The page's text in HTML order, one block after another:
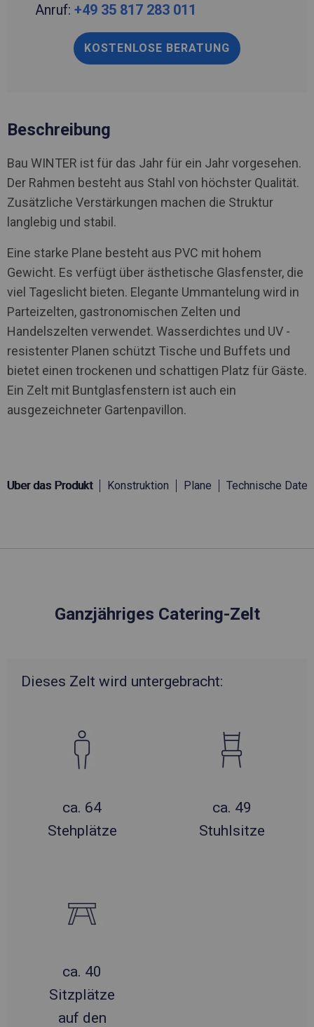
Anruf: +49 35 817 283 011
KOSTENLOSE BERATUNG
Beschreibung
Bau WINTER ist für das Jahr für ein Jahr vorgesehen.
Der Rahmen besteht aus Stahl von höchster Qualität.
Zusätzliche Verstärkungen machen die Struktur
langlebig und stabil.
Eine starke Plane besteht aus PVC mit hohem
Gewicht. Es verfügt über ästhetische Glasfenster, die
viel Tageslicht bieten. Elegante Ummantelung wird in
Parteizelten, gastronomischen Zelten und
Handelszelten verwendet. Wasserdichtes und UV -
resistenter Planen schützt Tische und Buffets und
bietet einen trockenen und schattigen Platz für Gäste.
Ein Zelt mit Buntglasfenstern ist auch ein
ausgezeichneter Gartenpavillon.
Über das Produkt Konstruktion Plane Technische Daten
Ganzjähriges Catering-Zelt
Dieses Zelt wird untergebracht:
ca. 64
Stehplätze
ca. 49
Stuhlsitze
ca. 40
Sitzplätze
auf den